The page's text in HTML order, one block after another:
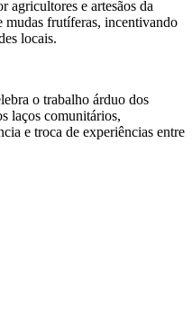
agricultores e artesãos da
mudas frutíferas, incentivando
locais.
o trabalho árduo dos
laços comunitários,
e troca de experiências entre